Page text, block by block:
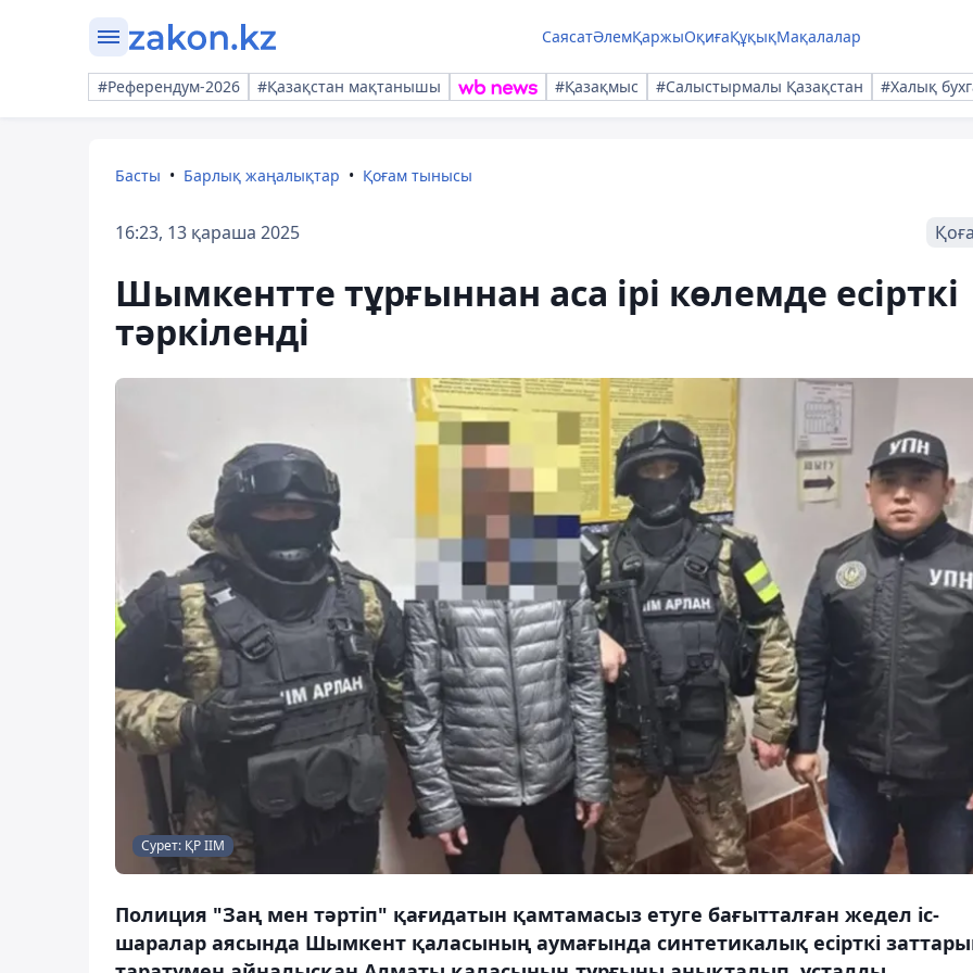
СаясатӘлемҚаржыОқиғаҚұқықМақалалар
#Референдум-2026 #Қазақстан мақтанышы #Қазақмыс #Салыстырмалы Қазақстан #Халық
Басты Барлық жаңалықтар Қоғам тынысы
16:23, 13 қараша 2025
Шымкентте тұрғыннан аса ірі көлемде есірткі
тәркіленді
Сурет: ҚР ІІМ
Полиция "Заң мен тәртіп" қағидатын қамтамасыз етуге бағытталған жедел іс-
шаралар аясында Шымкент қаласының аумағында синтетикалық есірткі